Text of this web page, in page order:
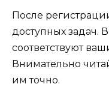
После
доступных задач.
соответствуют
Внимательно
им точно.